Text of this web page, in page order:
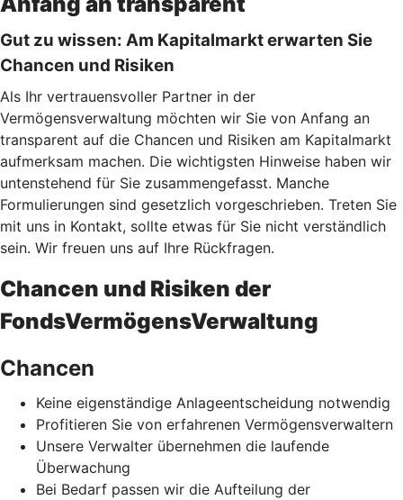
Gut zu wissen: Am Kapitalmarkt erwarten Sie
Chancen und Risiken
Als Ihr vertrauensvoller Partner in der
Vermögensverwaltung möchten wir Sie von Anfang an
transparent auf die Chancen und Risiken am Kapitalmarkt
aufmerksam machen. Die wichtigsten Hinweise haben wir
untenstehend für Sie zusammengefasst. Manche
Formulierungen sind gesetzlich vorgeschrieben. Treten Sie
mit uns in Kontakt, sollte etwas für Sie nicht verständlich
sein. Wir freuen uns auf Ihre Rückfragen.
Chancen und Risiken der
FondsVermögensVerwaltung
Chancen
Keine eigenständige Anlageentscheidung notwendig
Profitieren Sie von erfahrenen Vermögensverwaltern
Unsere Verwalter übernehmen die laufende
Überwachung
Bei Bedarf passen wir die Aufteilung der